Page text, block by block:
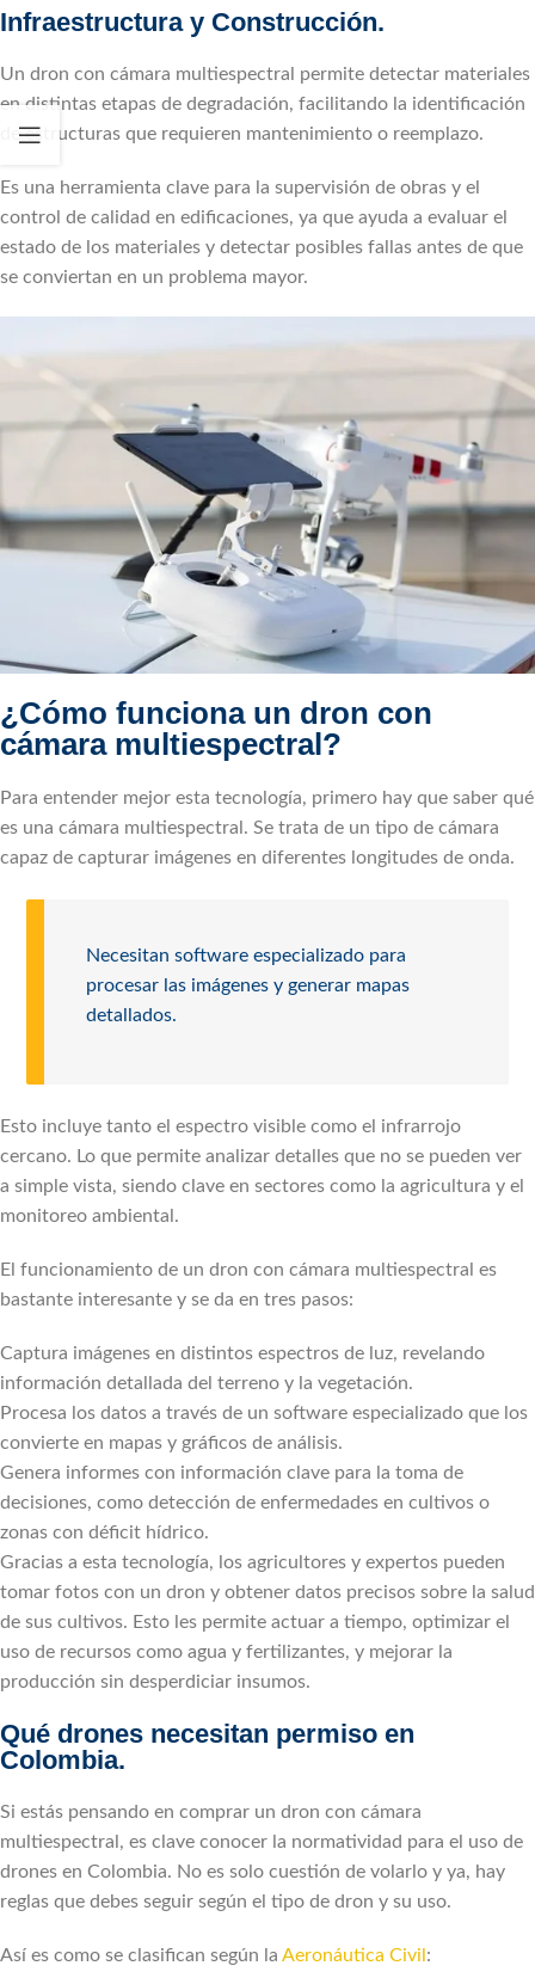
Infraestructura y Construcción.
Un dron con cámara multiespectral permite detectar materiales
en distintas etapas de degradación, facilitando la identificación
de estructuras que requieren mantenimiento o reemplazo.
Es una herramienta clave para la supervisión de obras y el
control de calidad en edificaciones, ya que ayuda a evaluar el
estado de los materiales y detectar posibles fallas antes de que
se conviertan en un problema mayor.
¿Cómo funciona un dron con
cámara multiespectral?
Para entender mejor esta tecnología, primero hay que saber qué
es una cámara multiespectral. Se trata de un tipo de cámara
capaz de capturar imágenes en diferentes longitudes de onda.
Necesitan software especializado para
procesar las imágenes y generar mapas
detallados.
Esto incluye tanto el espectro visible como el infrarrojo
cercano. Lo que permite analizar detalles que no se pueden ver
a simple vista, siendo clave en sectores como la agricultura y el
monitoreo ambiental.
El funcionamiento de un dron con cámara multiespectral es
bastante interesante y se da en tres pasos:
Captura imágenes en distintos espectros de luz, revelando
información detallada del terreno y la vegetación.
Procesa los datos a través de un software especializado que los
convierte en mapas y gráficos de análisis.
Genera informes con información clave para la toma de
decisiones, como detección de enfermedades en cultivos o
zonas con déficit hídrico.
Gracias a esta tecnología, los agricultores y expertos pueden
tomar fotos con un dron y obtener datos precisos sobre la salud
de sus cultivos. Esto les permite actuar a tiempo, optimizar el
uso de recursos como agua y fertilizantes, y mejorar la
producción sin desperdiciar insumos.
Qué drones necesitan permiso en
Colombia.
Si estás pensando en comprar un dron con cámara
multiespectral, es clave conocer la normatividad para el uso de
drones en Colombia. No es solo cuestión de volarlo y ya, hay
reglas que debes seguir según el tipo de dron y su uso.
Así es como se clasifican según la Aeronáutica Civil: